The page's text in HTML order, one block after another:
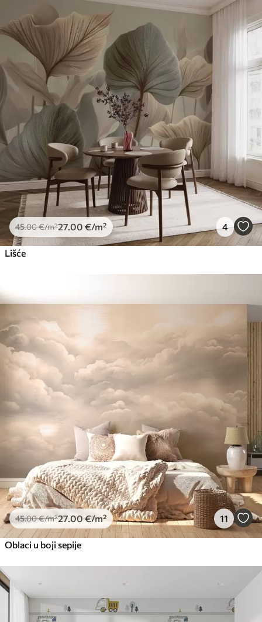
45.00€/m²27 .00 €/m² 4
Lišće
45.00€/m²27 .00 €/m² 11
Oblaci u boji sepije